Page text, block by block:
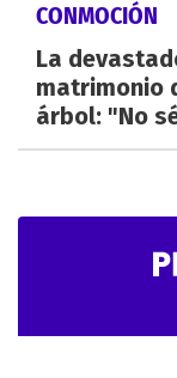
CONMOCIÓN
La
matrimonio
árbol: "No